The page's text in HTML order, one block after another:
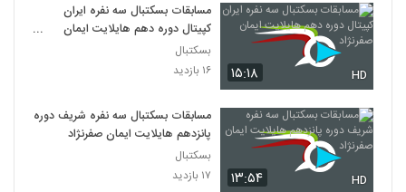
۱۵:۱۸ HD
مسابقات بسکتبال سه نفره ایران
کپیتال دوره دهم هایلایت ایمان
صفرنژاد
بسکتبال
۱۶ بازدید
۱۳:۵۴ HD
مسابقات بسکتبال سه نفره شریف دوره
پانزدهم هایلایت ایمان صفرنژاد
بسکتبال
۱۷ بازدید